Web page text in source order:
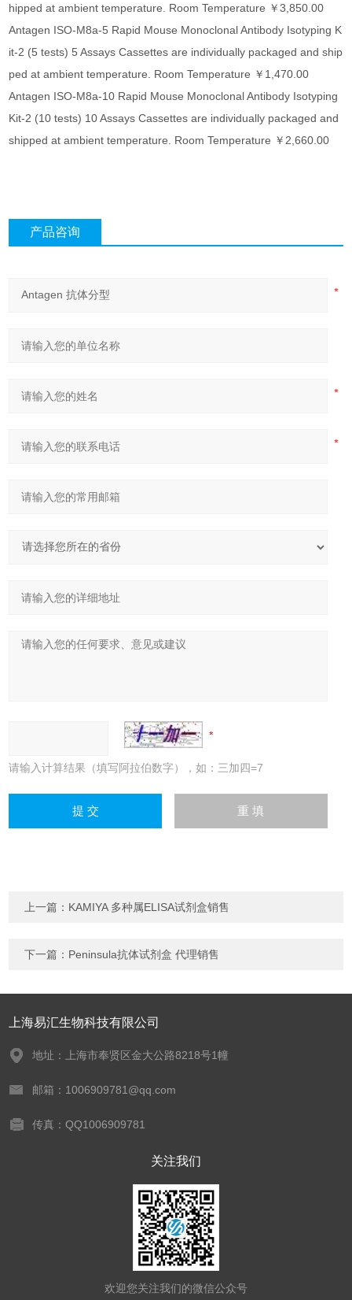
hipped at ambient temperature. Room Temperature ￥3,850.00
Antagen ISO-M8a-5 Rapid Mouse Monoclonal Antibody Isotyping K
it-2 (5 tests) 5 Assays Cassettes are individually packaged and ship
ped at ambient temperature. Room Temperature ￥1,470.00
Antagen ISO-M8a-10 Rapid Mouse Monoclonal Antibody Isotyping
Kit-2 (10 tests) 10 Assays Cassettes are individually packaged and
shipped at ambient temperature. Room Temperature ￥2,660.00
产品咨询
请输入计算结果（填写阿拉伯数字），如：三加四=7
上一篇： KAMIYA 多种属ELISA试剂盒销售
下一篇： Peninsula抗体试剂盒 代理销售
上海易汇生物科技有限公司
地址：上海市奉贤区金大公路8218号1幢
邮箱：1006909781@qq.com
传真：QQ1006909781
关注我们
欢迎您关注我们的微信公众号